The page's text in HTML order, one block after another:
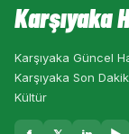
Karşıyaka
Karşıyaka Güncel
Karşıyaka Son
Kültür